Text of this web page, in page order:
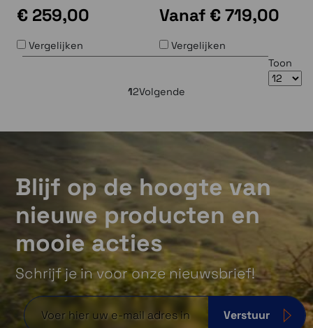
€ 259,00
Vergelijken
Vanaf € 719,00
Vergelijken
12Volgende
Toon
Blijf op de hoogte van
nieuwe producten en
mooie acties
Schrijf je in voor onze nieuwsbrief!
Verstuur